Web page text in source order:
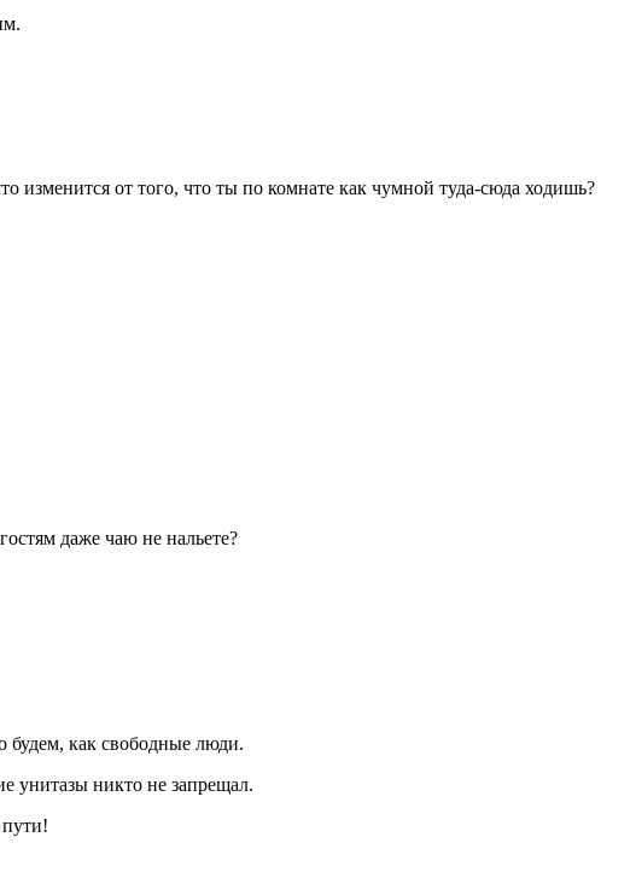
изменится от того, что ты по комнате как чумной туда-сюда ходишь?
даже чаю не нальете?
будем, как свободные люди.
унитазы никто не запрещал.